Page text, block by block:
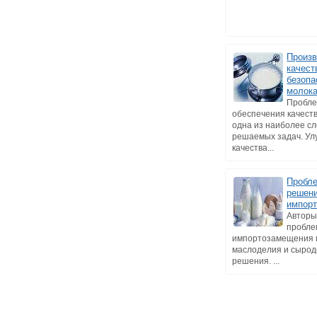
обеспечения
одна из наиболее
решаемых задач.
качества...
импортозамещения
маслоделия и
решения. ...